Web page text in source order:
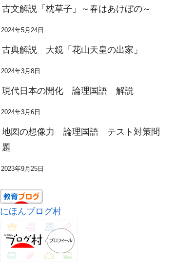
古文解説「枕草子」～春はあけぼの～
2024年5月24日
古典解説 大鏡「花山天皇の出家」
2024年3月8日
現代日本の開化 論理国語 解説
2024年3月6日
地図の想像力 論理国語 テスト対策問
題
2023年9月25日
にほんブログ村